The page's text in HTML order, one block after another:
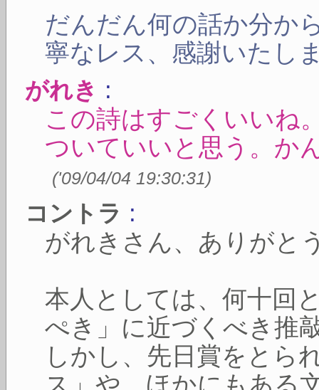
だんだん何の話か分か
寧なレス、感謝いたし
がれき :
この詩はすごくいいね
ついていいと思う。か
('09/04/04 19:30:31)
コントラ :
がれきさん、ありがと
本人としては、何十回
ぺき」に近づくべき推
しかし、先日賞をとら
ス」や、ほかにもある